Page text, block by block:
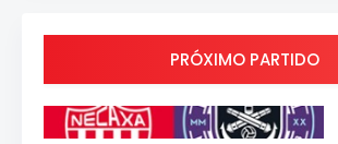
PRÓXIMO PARTIDO